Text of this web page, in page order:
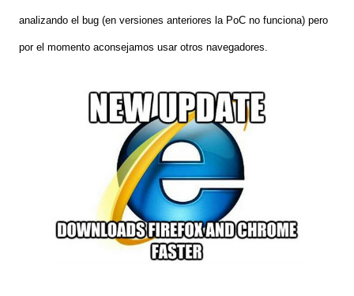
analizando el bug (en versiones anteriores la PoC no funciona) pero
por el momento aconsejamos usar otros navegadores.